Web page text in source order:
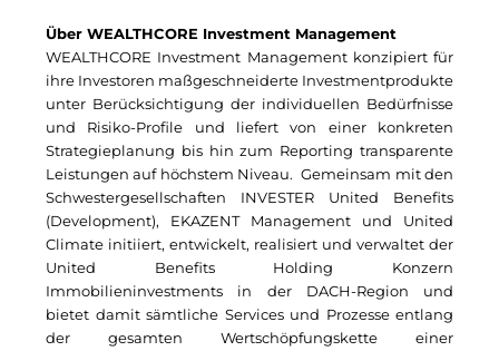
Georg-Kronawitter-Platz
Gesangskollektiv Michael Ritter
H2Global
Hallberger Kultursommer
Hausbank München
HERZOG MAX
Hotel Königshof München GmbH & Co. KG
Über WEALTHCORE Investment Management
WEALTHCORE Investment Management konzipiert für
ihre Investoren maßgeschneiderte Investmentprodukte
unter Berücksichtigung der individuellen Bedürfnisse
und Risiko-Profile und liefert von einer konkreten
Strategieplanung bis hin zum Reporting transparente
Leistungen auf höchstem Niveau. Gemeinsam mit den
Schwestergesellschaften INVESTER United Benefits
(Development), EKAZENT Management und United
Climate initiiert, entwickelt, realisiert und verwaltet der
United Benefits Holding Konzern
Immobilieninvestments in der DACH-Region und
bietet damit sämtliche Services und Prozesse entlang
der gesamten Wertschöpfungskette einer